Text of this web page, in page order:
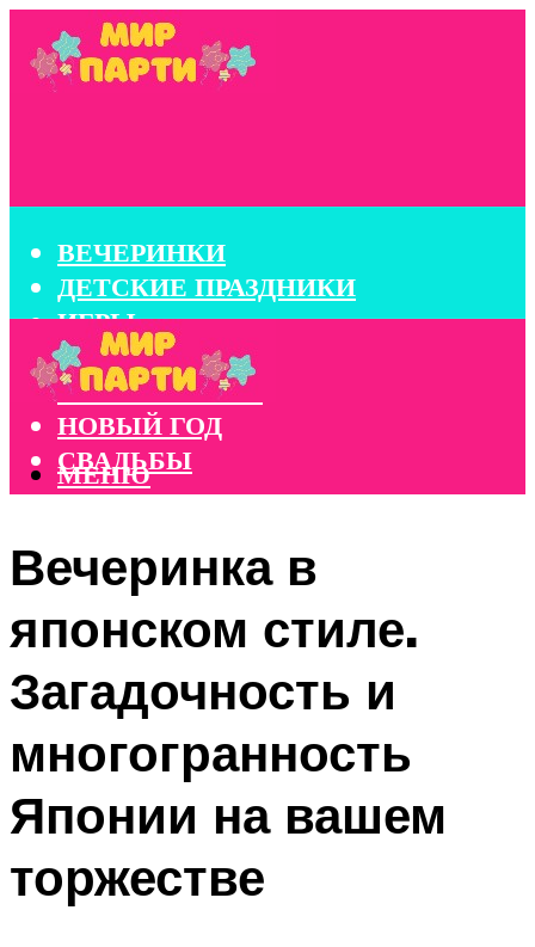
ВЕЧЕРИНКИ
ДЕТСКИЕ ПРАЗДНИКИ
ИГРЫ
КОНКУРСЫ
КОРПОРАТИВЫ
НОВЫЙ ГОД
СВАДЬБЫ
МЕНЮ
Вечеринка в
японском стиле.
Загадочность и
многогранность
Японии на вашем
торжестве